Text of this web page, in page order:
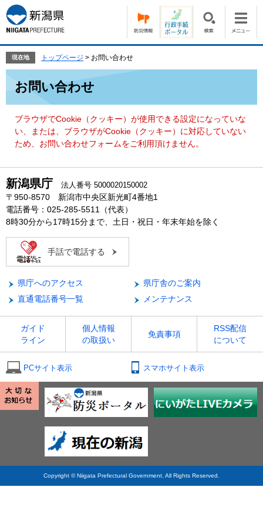
ー
ジ
の
頭
す。
ニ
ュ
ー
飛
て
現在地 トップページ > お問い合わせ
お問い合わせ
ブラウザでCookie（クッキー）が使用できる設定になっていな
い、または、ブラウザがCookie（クッキー）に対応していない
ため、お問い合わせフォームをご利用頂けません。
新潟県庁 法人番号 5000020150002
〒950-8570 新潟市中央区新光町4番地1
電話番号：025-285-5511（代表）
8時30分から17時15分まで、土日・祝日・年末年始を除く
手話で電話する
県庁へのアクセス
県庁舎のご案内
直通電話番号一覧
メンテナンス
ガイド
ライン
個人情報
の取扱い
免責事項
RSS配信
について
PCサイト表示 スマホサイト表示
Copyright © Niigata Prefectural Government. All Rights Reserved.